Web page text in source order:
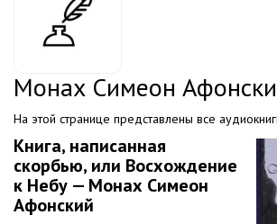
Монах Симеон
На этой странице представлены все
Книга, написанная
скорбью, или Восхождение
к Небу — Монах Симеон
Афонский